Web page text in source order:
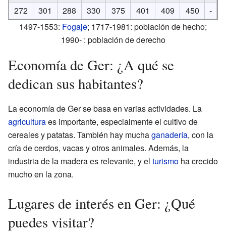
272
301 288 330 375 401 409 450
-
1497-1553: Fogaje; 1717-1981: población de hecho;
1990- : población de derecho
Economía de Ger: ¿A qué se
dedican sus habitantes?
La economía de Ger se basa en varias actividades. La
agriculturaes importante, especialmente el cultivo de
cereales y patatas. También hay muchaganadería, con la
cría de cerdos, vacas y otros animales. Además, la
industria de la madera es relevante, y el turismo ha crecido
mucho en la zona.
Lugares de interés en Ger: ¿Qué
puedes visitar?